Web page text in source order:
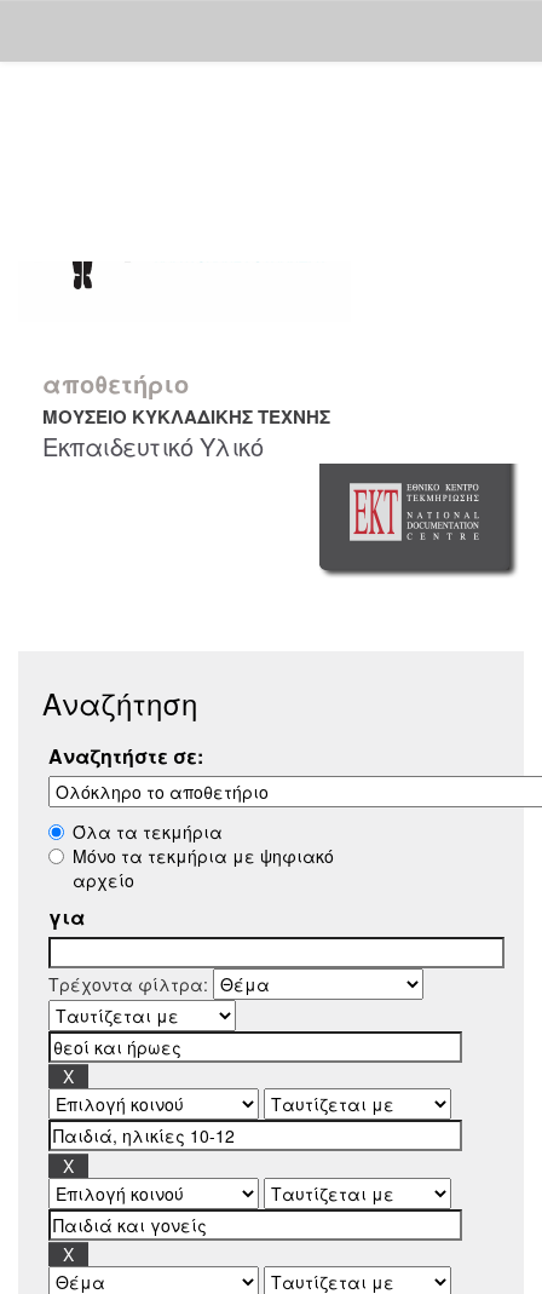
αποθετήριο
ΜΟΥΣΕΙΟ ΚΥΚΛΑΔΙΚΗΣ ΤΕΧΝΗΣ
Εκπαιδευτικό Υλικό
Αναζήτηση
Αναζητήστε σε:
Όλα τα τεκμήρια
Μόνο τα τεκμήρια με ψηφιακό
αρχείο
για
Τρέχοντα φίλτρα: